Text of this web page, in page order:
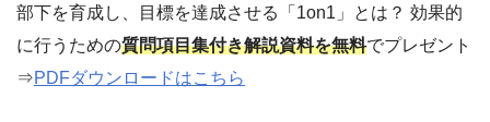
部下を育成し、目標を達成させる「1on1」とは？ 効果的
に行うための質問項目集付き解説資料を無料でプレゼント
⇒PDFダウンロードはこちら